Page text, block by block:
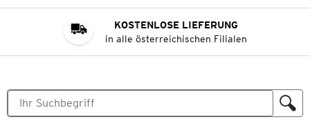
KOSTENLOSE LIEFERUNG
in alle österreichischen Filialen